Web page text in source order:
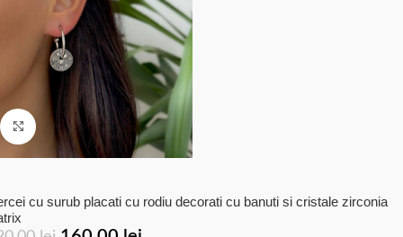
Click to enlarge
cu surub placati cu rodiu decorati cu banuti si cristale zirconia